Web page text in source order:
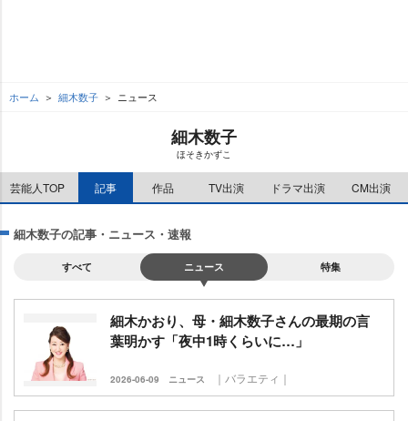
ホーム 細木数子 ニュース
細木数子
ほそきかずこ
芸能人TOP 記事 作品 TV出演 ドラマ出演 CM出演
細木数子の記事・ニュース・速報
すべて ニュース 特集
細木かおり、母・細木数子さんの最期の言
葉明かす「夜中1時くらいに…」
2026-06-09 ニュース ｜バラエティ｜